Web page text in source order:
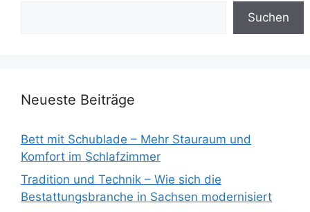
Suchen
Neueste Beiträge
Bett mit Schublade – Mehr Stauraum und
Komfort im Schlafzimmer
Tradition und Technik – Wie sich die
Bestattungsbranche in Sachsen modernisiert